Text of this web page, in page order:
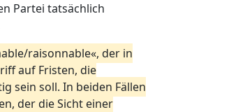
Partei tatsächlich
raisonnable«, der in
auf Fristen, die
sein soll. In beiden Fällen
der die Sicht einer